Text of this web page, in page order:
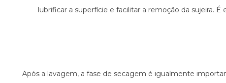
lubrificar a superfície e facilitar a remoção da sujeira.
Após a lavagem, a fase de secagem é igualmente